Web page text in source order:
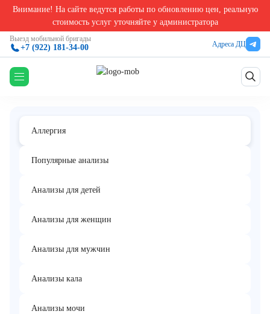
Внимание! На сайте ведутся работы по обновлению цен, реальную
стоимость услуг уточняйте у администратора
Выезд мобильной бригады
+7 (922) 181-34-00 Адреса ДЦ
Аллергологические анализы в Екатеринбурге Компонентная диагностика
Компонентная диагностика аллергии на
молоко
Комплекс
Аллергия
Популярные анализы
Анализы для детей
Анализы для женщин
Анализы для мужчин
Анализы кала
Анализы мочи